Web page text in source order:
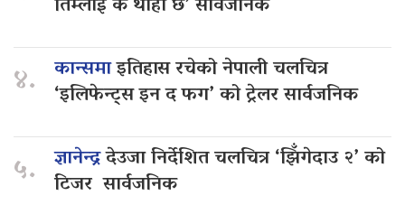
४. कान्समाइतिहास रचेको नेपाली चलचित्र
‘इलिफेन्ट्स इन द फग’ को ट्रेलर सार्वजनिक
५. ज्ञानेन्द्रदेउजा निर्देशित चलचित्र ‘झिँगेदाउ २’ को
टिजर सार्वजनिक